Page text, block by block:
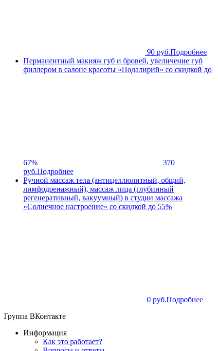
90 руб.Подробнее
Перманентный макияж губ и бровей, увеличение губ
филлером в салоне красоты «Подалирий» со скидкой до
67%
370
руб.Подробнее
Ручной массаж тела (антицеллюлитный, общий,
лимфодренажный), массаж лица (глубинный
регенеративный, вакуумный) в студии массажа
«Солнечное настроение» со скидкой до 55%
0 руб.Подробнее
Группа ВКонтакте
Информация
Как это работает?